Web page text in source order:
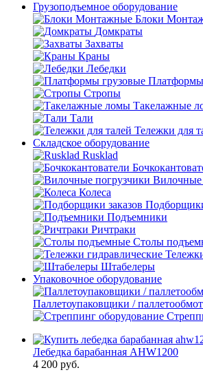
Грузоподъемное оборудование
Блоки
Домкраты
Захваты
Краны
Лебедки
Стропы
Такелажные
Тали
Тележки для
Складское оборудование
Rusklad
Вилочные
Колеса
Подъемники
Ричтраки
Столы
Штабелеры
Упаковочное оборудование
Паллетоупаковщики /
Лебедка барабанная AHW1200
4 200 руб.